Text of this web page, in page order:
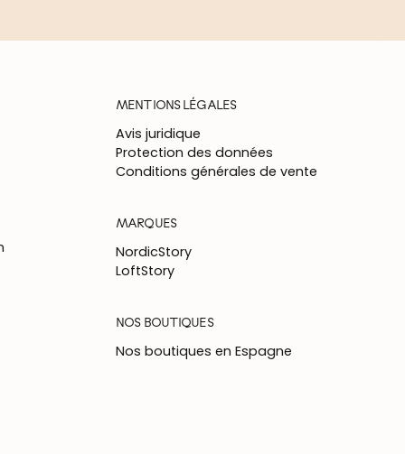
MENTIONS LÉGALES
Avis juridique
Protection des données
Conditions générales de vente
MARQUES
NordicStory
LoftStory
NOS BOUTIQUES
Nos boutiques en Espagne